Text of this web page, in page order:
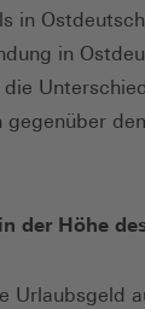
in
in
gegenüber
der Höhe
Urlaubsgeld